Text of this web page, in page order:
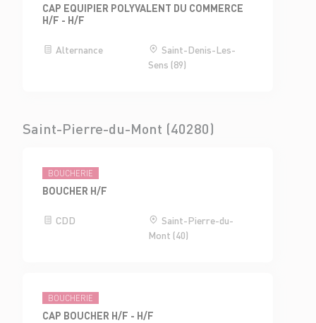
CAP EQUIPIER POLYVALENT DU COMMERCE
H/F - H/F
Alternance
Saint-Denis-Les-
Sens (89)
Saint-Pierre-du-Mont (40280)
BOUCHERIE
BOUCHER H/F
CDD
Saint-Pierre-du-
Mont (40)
BOUCHERIE
CAP BOUCHER H/F - H/F